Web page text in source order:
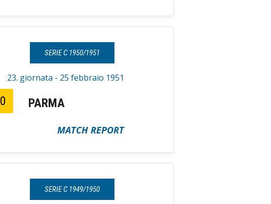
SERIE C 1950/1951
23. giornata - 25 febbraio 1951
0 PARMA
MATCH REPORT
SERIE C 1949/1950